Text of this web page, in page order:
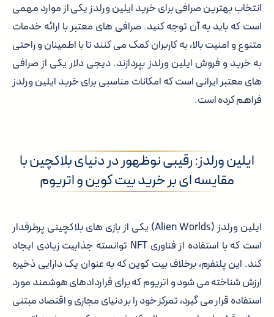
انتخاب بهترین صرافی برای خرید ایلین ورلدز یکی از موارد مهمی
است که باید به آن توجه کنید. صرافی های معتبر با ارائه خدمات
متنوع و امنیت بالا، به کاربران کمک می کنند تا با اطمینان و راحتی
به خرید و فروش ایلین ورلدز بپردازند. دیجی دلار یکی از صرافی
های معتبر ایرانی است که امکانات مناسبی برای خرید ایلین ورلدز
فراهم کرده است.
ایلین ورلدز: رقیبی نوظهور در دنیای بلاکچین با
مقایسه ای بر خرید بیت کوین و اتریوم
ایلین ورلدز (Alien Worlds) یکی از بازی های بلاکچینی پرطرفدار
است که با استفاده از فناوری NFT توانسته جذابیت زیادی ایجاد
کند. این پلتفرم، برخلاف بیت کوین که به عنوان یک دارایی ذخیره
ارزش شناخته می شود و اتریوم که برای قراردادهای هوشمند مورد
استفاده قرار می گیرد، تمرکز خود را بر دنیای مجازی و اقتصاد مبتنی